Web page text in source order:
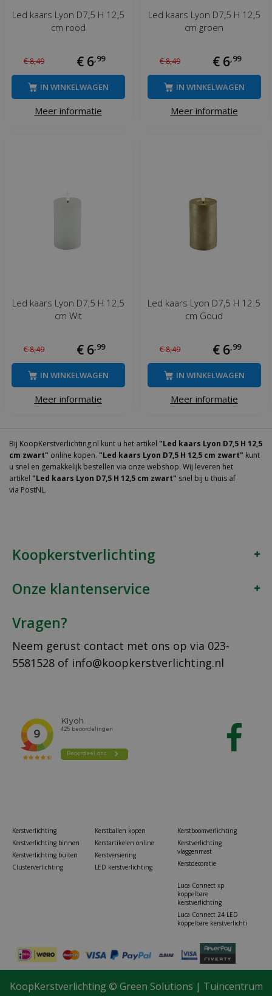
Led kaars Lyon D7,5 H 12,5
cm rood
€8,49 € 6,99
Meer informatie
IN WINKELWAGEN
Led kaars Lyon D7,5 H 12,5
cm groen
€8,49 € 6,99
Meer informatie
IN WINKELWAGEN
Led kaars Lyon D7,5 H 12,5
cm Wit
€8,49 € 6,99
Meer informatie
IN WINKELWAGEN
Led kaars Lyon D7,5 H 12.5
cm Goud
€8,49 € 6,99
Meer informatie
IN WINKELWAGEN
Bij KoopKerstverlichting.nl kunt u het artikel "Led kaars Lyon D7,5 H 12,5
cm zwart" online kopen. "Led kaars Lyon D7,5 H 12,5 cm zwart" kunt
u snel en gemakkelijk bestellen via onze webshop. Wij leveren het
artikel "Led kaars Lyon D7,5 H 12,5 cm zwart" snel bij u thuis af
via PostNL.
Koopkerstverlichting
Onze klantenservice
Vragen?
Neem gerust contact met ons op via 023-
5581528 of info@koopkerstverlichting.nl
Kerstverlichting
Kerstverlichting binnen
Kerstverlichting buiten
Clusterverlichting
Kerstballen kopen
Kerstartikelen online
Kerstversiering
LED kerstverlichting
Kerstboomverlichting
Kerstverlichting
vlaggenmast
Kerstdecoratie
Luca Connect xp
koppelbare
kerstverlichting
Luca Connect 24 LED
koppelbare kerstverlichti
KoopKerstverlichting © Green Solutions | Tuincentrum